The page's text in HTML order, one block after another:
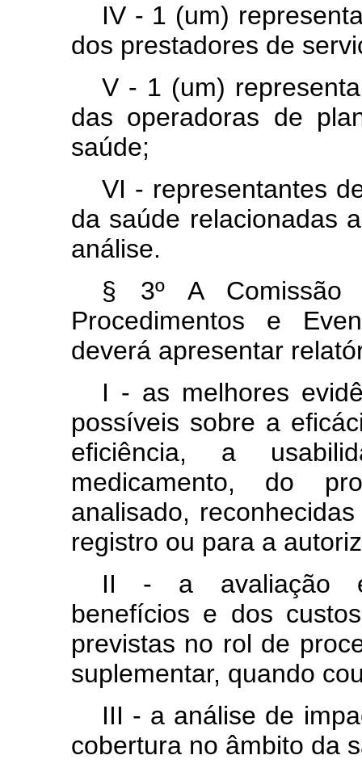
IV - 1 (um)
dos prestadores de
V - 1 (um)
das operadoras de
saúde;
VI - representantes
da saúde relacionadas
análise.
§ 3º A Comissão
Procedimentos e
deverá apresentar
I - as melhores
possíveis sobre a
eficiência, a
medicamento, do
analisado,
registro ou para a
II - a avaliação
benefícios e dos
previstas no rol de
suplementar, quando
III - a análise de
cobertura no âmbito da